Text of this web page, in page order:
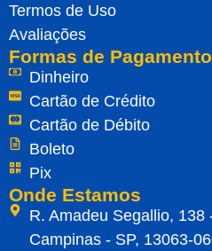
Termos de Uso
Avaliações
Formas de Pagamento
Dinheiro
Cartão de Crédito
Cartão de Débito
Boleto
Pix
Onde Estamos
R. Amadeu Segallio, 138
Campinas - SP, 13063-